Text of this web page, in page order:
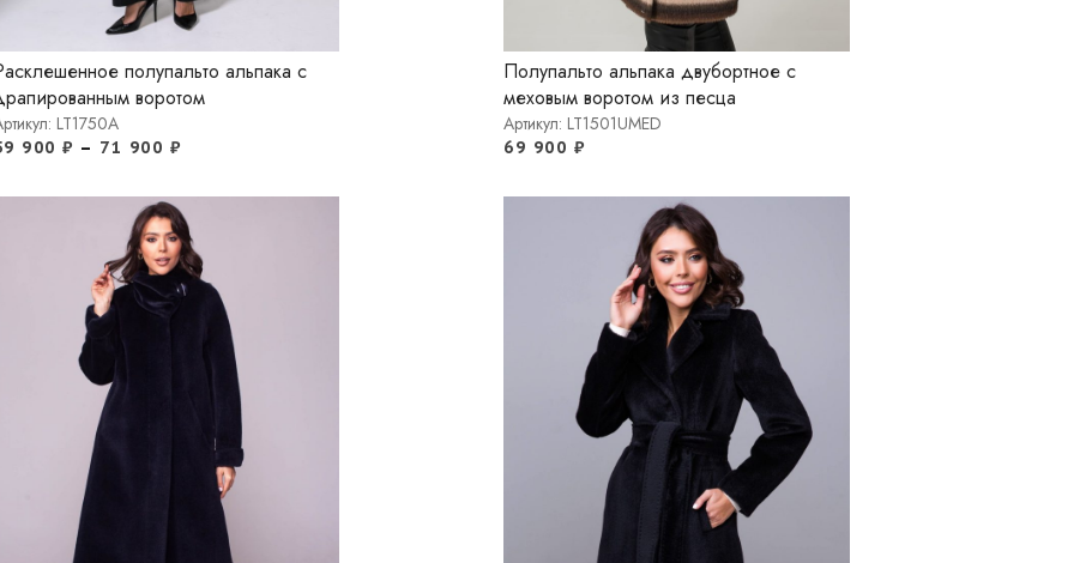
полупальто альпака с
воротом
LT1750A
900₽ – 71 900 ₽
Полупальто альпака двубортное с
меховым воротом из песца
Артикул: LT1501UMED
69 900 ₽